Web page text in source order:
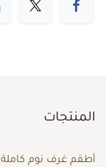
المنتجات
أطقم غرف نوم كاملة